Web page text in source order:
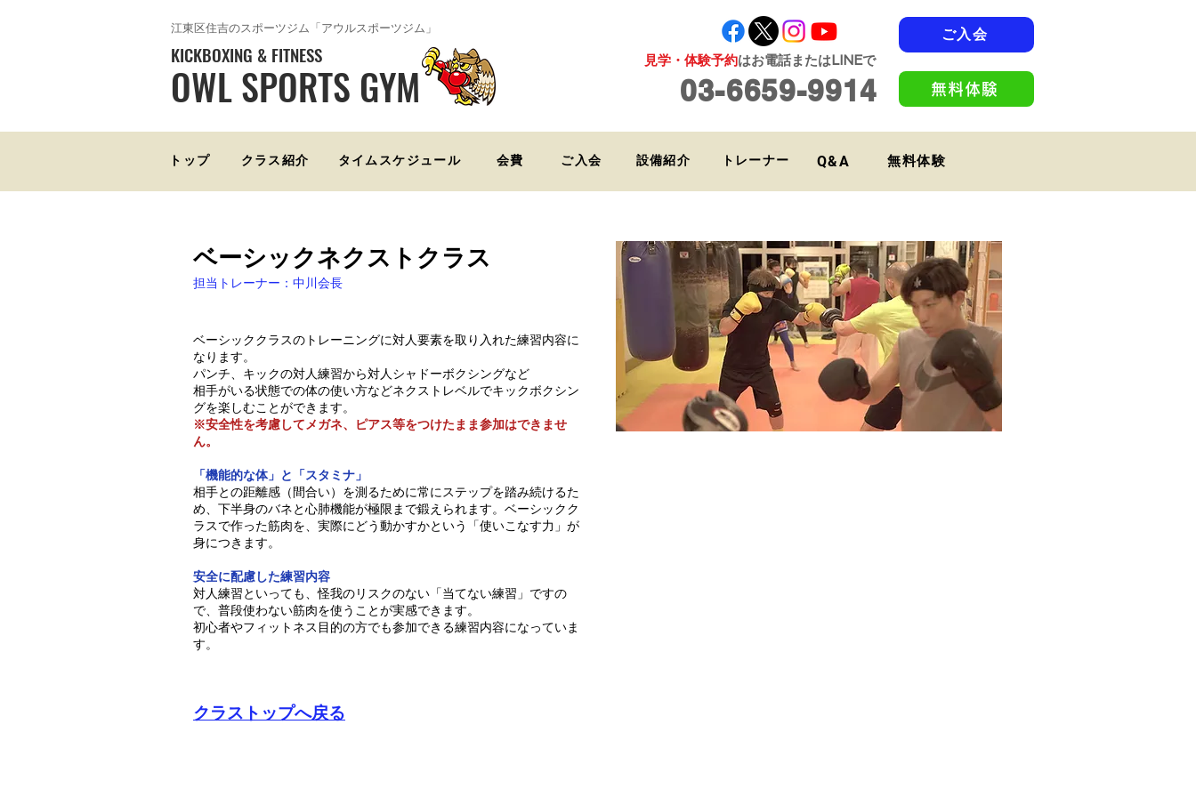
​江東区住吉のスポーツジム「アウルスポーツジム」
KICKBOXING & FITNESS
OWL SPORTS GYM
ご入会
見学・体験予約はお電話またはLINEで
03-6659-9914 無料体験
トップ クラス紹介 タイムスケジュール 会費 ご入会 設備紹介 トレーナー Q&A 無料体験
ベーシックネクストクラス
担当トレーナー：中川会長
ベーシッククラスのトレーニングに対人要素を取り入れた練習内容に
なります。
パンチ、キックの対人練習から対人シャドーボクシングなど
相手がいる状態での体の使い方などネクストレベルでキックボクシン
グを楽しむことができます。
​※安全性を考慮してメガネ、ピアス等をつけたまま参加はできませ
ん。
「機能的な体」と「スタミナ」
相手との距離感（間合い）を測るために常にステップを踏み続けるた
め、下半身のバネと心肺機能が極限まで鍛えられます。ベーシックク
ラスで作った筋肉を、実際にどう動かすかという「使いこなす力」が
身につきます。
安全に配慮した練習内容
対人練習といっても、怪我のリスクのない「当てない練習」ですの
で、 普段使わない筋肉を使うことが実感できます。
初心者やフィットネス目的の方でも参加できる練習内容になっていま
す。
クラストップへ戻る